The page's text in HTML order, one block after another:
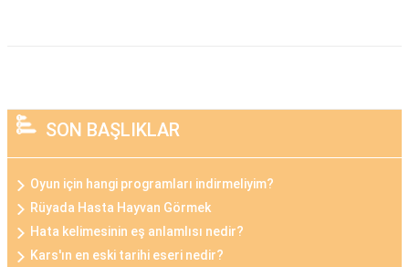
SON BAŞLIKLAR
Oyun için hangi programları indirmeliyim?
Rüyada Hasta Hayvan Görmek
Hata kelimesinin eş anlamlısı nedir?
Kars'ın en eski tarihi eseri nedir?